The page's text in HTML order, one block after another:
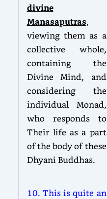
divine
Manasaputras,
viewing them as a
collective whole,
containing the
Divine Mind, and
considering the
individual Monad,
who responds to
Their life as a part
of the body of these
Dhyani Buddhas.
10. This is quite an